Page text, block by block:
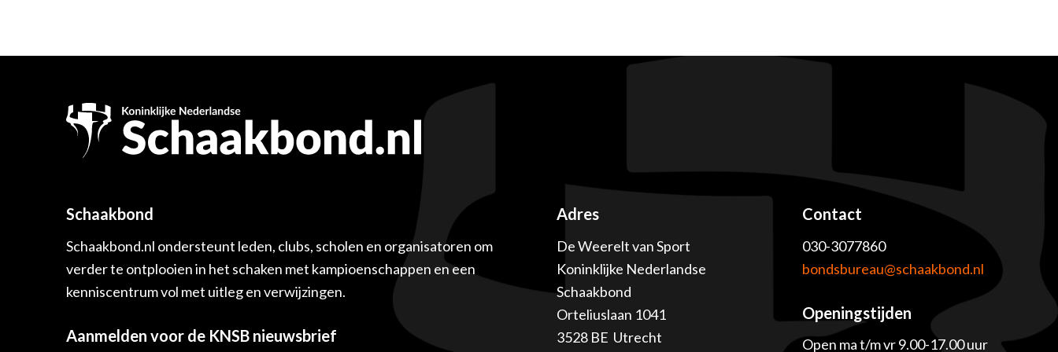
Schaakbond
Schaakbond.nl ondersteunt leden, clubs, scholen en organisatoren om
verder te ontplooien in het schaken met kampioenschappen en een
kenniscentrum vol met uitleg en verwijzingen.
Aanmelden voor de KNSB nieuwsbrief
Adres
De Weerelt van Sport
Koninklijke Nederlandse
Schaakbond
Orteliuslaan 1041
3528 BE Utrecht
Contact
030-3077860
bondsbureau@schaakbond.nl
Openingstijden
Open ma t/m vr 9.00-17.00 uur